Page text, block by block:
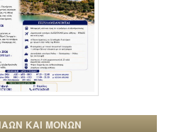
ΚΑΙ ΜΟΝΩΝ